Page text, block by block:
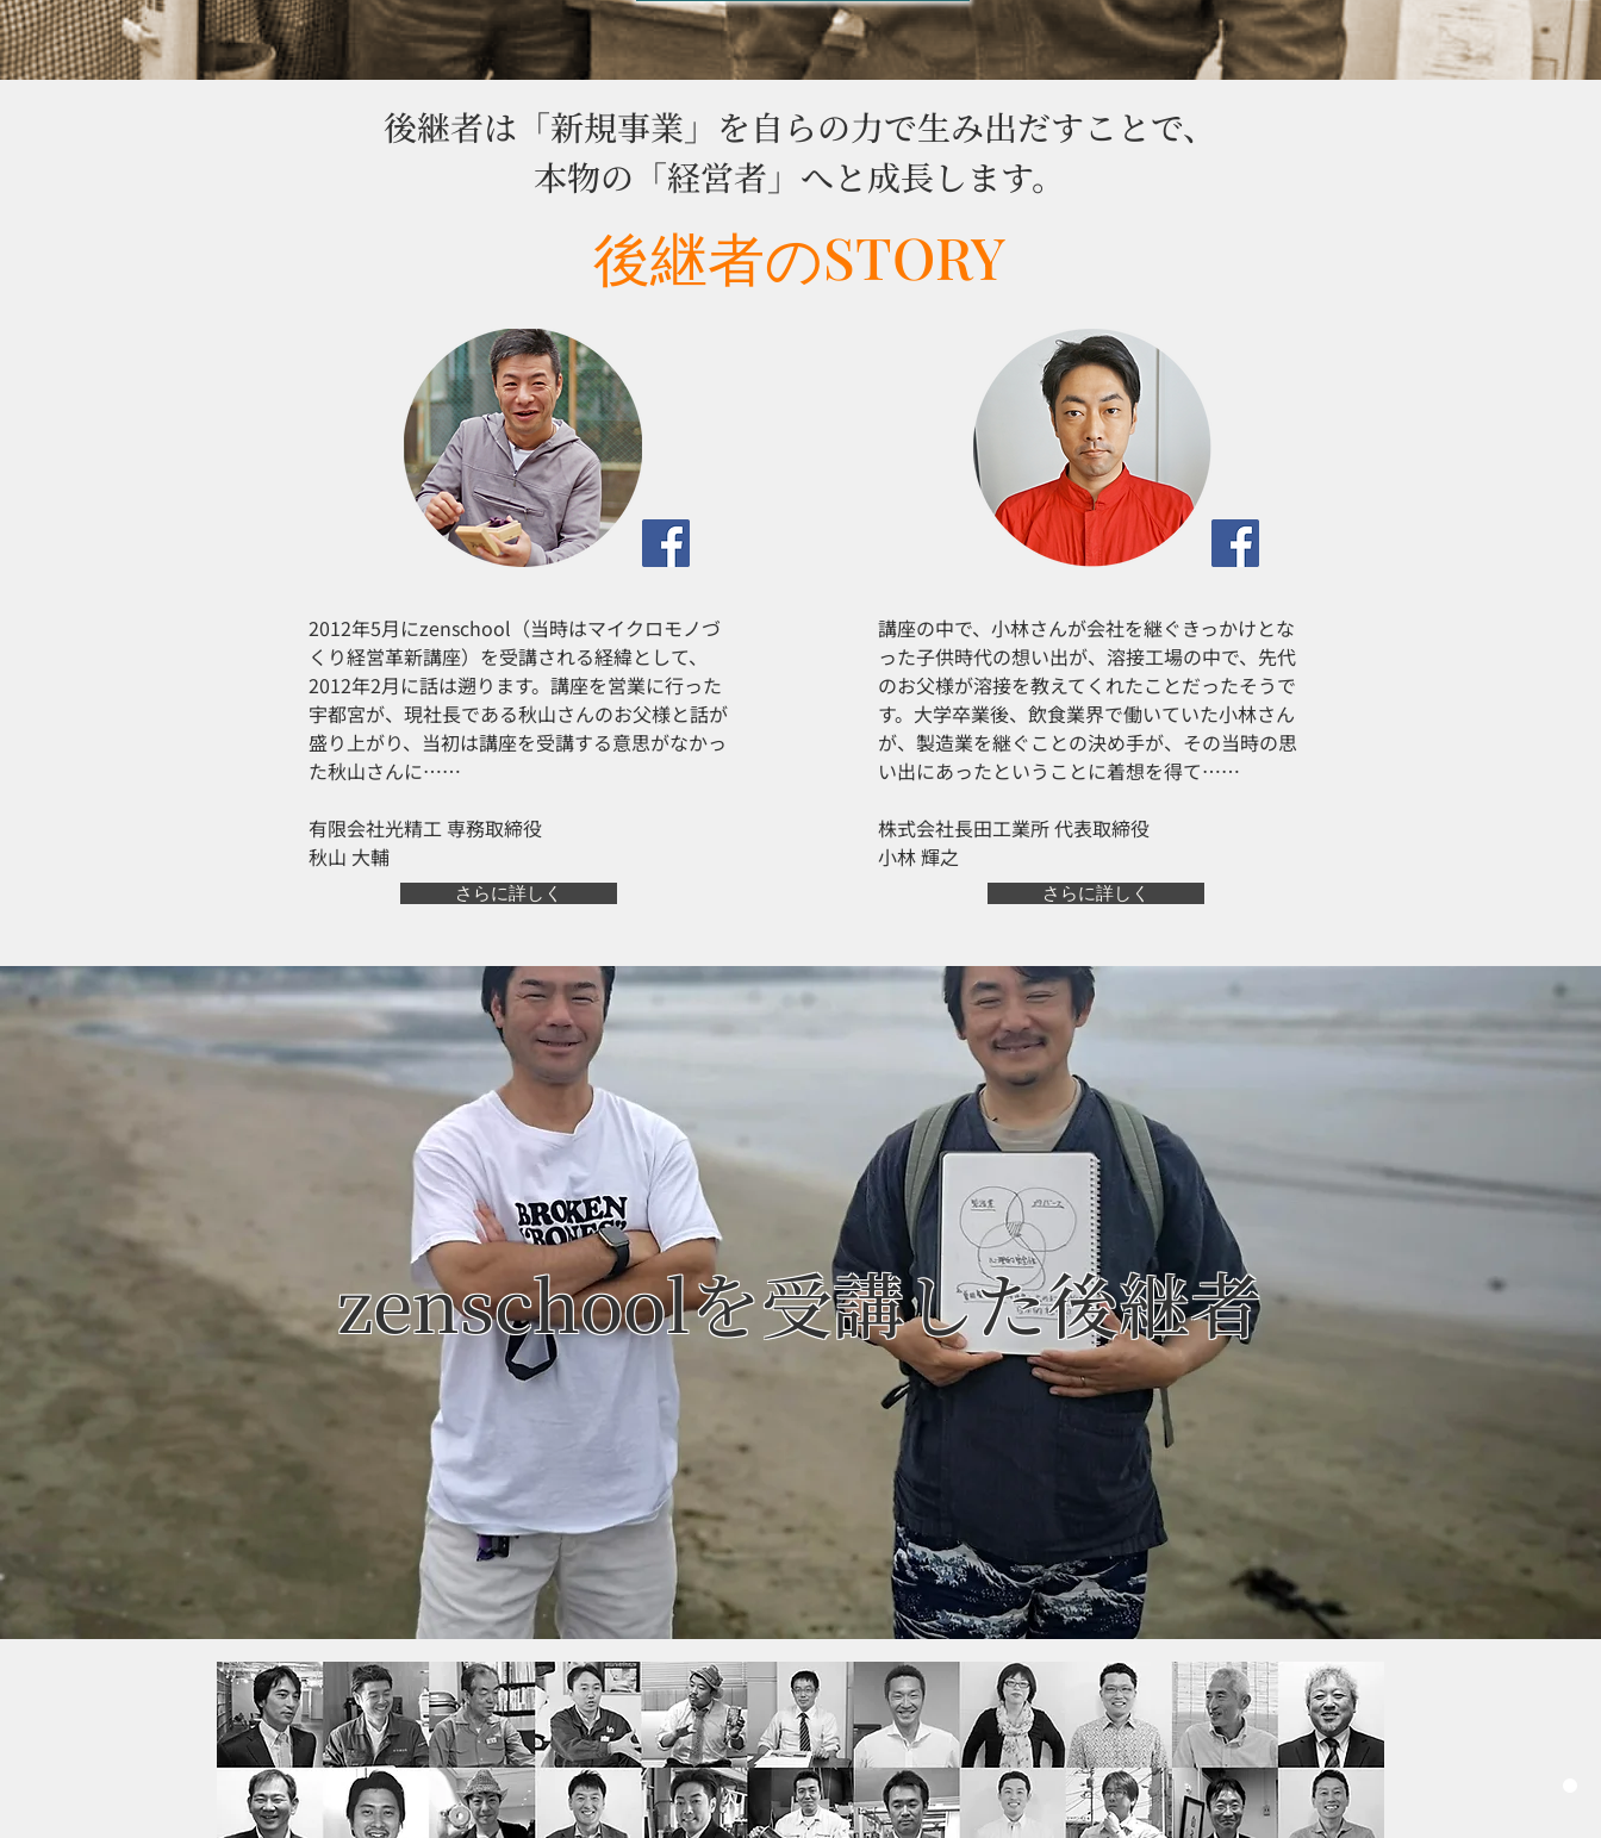
後継者は「新規事業」を自らの力で生み出だすことで、
本物の「経営者」へと成長します。
後継者のSTORY
2012年5月にzenschool（当時はマイクロモノづ
くり経営革新講座）を受講される経緯として、
2012年2月に話は遡ります。講座を営業に行った
宇都宮が、現社長である秋山さんのお父様と話が
盛り上がり、当初は講座を受講する意思がなかっ
た秋山さんに……
有限会社光精工 専務取締役
秋山 大輔
さらに詳しく
講座の中で、小林さんが会社を継ぐきっかけとな
った子供時代の想い出が、溶接工場の中で、先代
のお父様が溶接を教えてくれたことだったそうで
す。大学卒業後、飲食業界で働いていた小林さん
が、製造業を継ぐことの決め手が、その当時の思
い出にあったということに着想を得て……
株式会社長田工業所 代表取締役
小林 輝之
さらに詳しく
zenschoolを受講した後継者